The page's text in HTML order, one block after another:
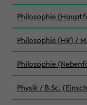
Philosophie
Philosophie (HR) /
Philosophie
Physik / B.Sc.